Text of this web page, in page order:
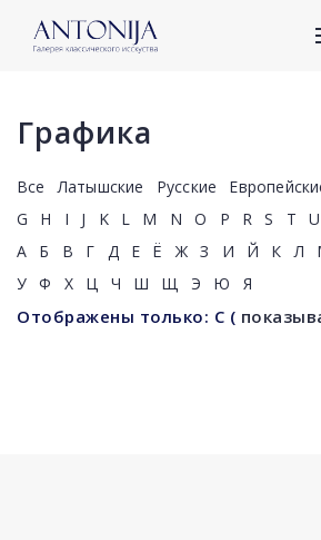
Графика
Все Латышские Русские
G
H I J K L M N O P R S T U
А
Б В Г Д Е Ё Ж З И Й К Л
У
Ф Х Ц Ч Ш Щ Э Ю Я
Отображены только: C (